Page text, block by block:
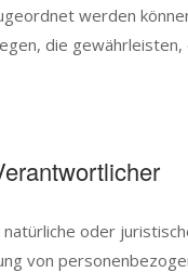
werden
die
oder
von